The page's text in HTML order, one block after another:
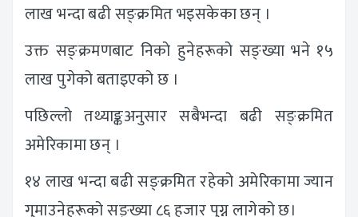
लाख भन्दा बढी सङ्क्रमित भइसकेका छन् ।
उक्त सङ्क्रमणबाट निको हुनेहरूको सङ्ख्या भने १५
लाख पुगेको बताइएको छ ।
पछिल्लो तथ्याङ्कअनुसार सबैभन्दा बढी सङ्क्रमित
अमेरिकामा छन् ।
१४ लाख भन्दा बढी सङ्क्रमित रहेको अमेरिकामा ज्यान
गुमाउनेहरूको सङ्ख्या ८६ हजार पुग्न लागेको छ।